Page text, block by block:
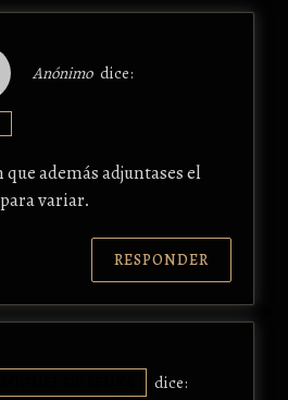
Anónimo dice:
además adjuntases el
variar.
RESPONDER
dice: